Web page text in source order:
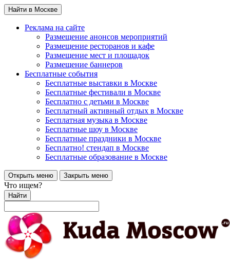
Найти в Москве
Реклама на сайте
Размещение анонсов мероприятий
Размещение ресторанов и кафе
Размещение мест и площадок
Размещение баннеров
Бесплатные события
Бесплатные выставки в Москве
Бесплатные фестивали в Москве
Бесплатно с детьми в Москве
Бесплатный активный отдых в Москве
Бесплатная музыка в Москве
Бесплатные шоу в Москве
Бесплатные праздники в Москве
Бесплатно! стендап в Москве
Бесплатные образование в Москве
Открыть меню Закрыть меню
Что ищем?
Найти